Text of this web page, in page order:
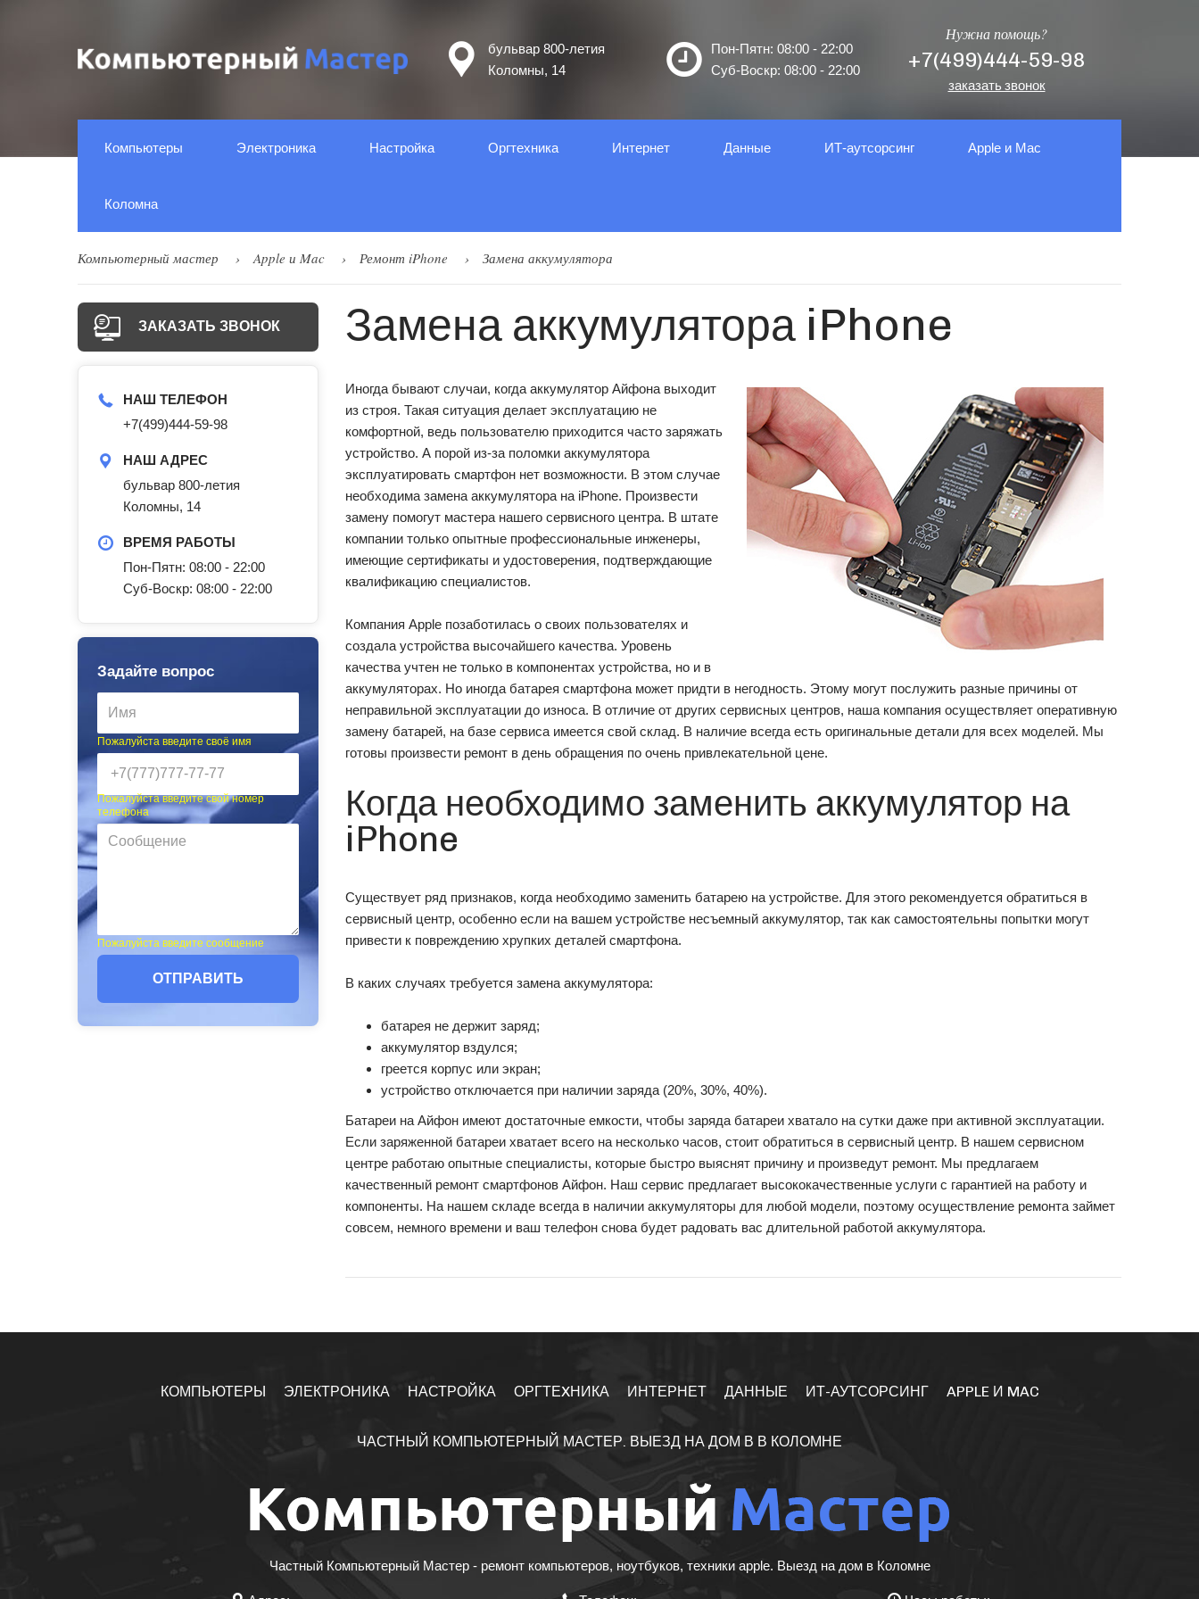
бульвар 800-летия
Коломны, 14
Пон-Пятн: 08:00 - 22:00
Суб-Воскр: 08:00 - 22:00
Нужна помощь?
+7(499)444-59-98
заказать звонок
Компьютеры Электроника Настройка Оргтеxника Интернет Данные ИТ-аутсорсинг Apple и Mac
Коломна
Компьютерный мастер Apple и Mac Ремонт iPhone Замена аккумулятора
ЗАКАЗАТЬ ЗВОНОК
НАШ ТЕЛЕФОН
+7(499)444-59-98
НАШ АДРЕС
бульвар 800-летия
Коломны, 14
ВРЕМЯ РАБОТЫ
Пон-Пятн: 08:00 - 22:00
Суб-Воскр: 08:00 - 22:00
Задайте вопрос
Пожалуйста введите своё имя
Пожалуйста введите свой номер
телефона
Пожалуйста введите сообщение
ОТПРАВИТЬ
Замена аккумулятора iPhone
Иногда бывают случаи, когда аккумулятор Айфона выходит
из строя. Такая ситуация делает эксплуатацию не
комфортной, ведь пользователю приходится часто заряжать
устройство. А порой из-за поломки аккумулятора
эксплуатировать смартфон нет возможности. В этом случае
необходима замена аккумулятора на iPhone. Произвести
замену помогут мастера нашего сервисного центра. В штате
компании только опытные профессиональные инженеры,
имеющие сертификаты и удостоверения, подтверждающие
квалификацию специалистов.
Компания Apple позаботилась о своих пользователях и
создала устройства высочайшего качества. Уровень
качества учтен не только в компонентах устройства, но и в
аккумуляторах. Но иногда батарея смартфона может придти в негодность. Этому могут послужить разные причины от
неправильной эксплуатации до износа. В отличие от других сервисных центров, наша компания осуществляет оперативную
замену батарей, на базе сервиса имеется свой склад. В наличие всегда есть оригинальные детали для всех моделей. Мы
готовы произвести ремонт в день обращения по очень привлекательной цене.
Когда необходимо заменить аккумулятор на
iPhone
Существует ряд признаков, когда необходимо заменить батарею на устройстве. Для этого рекомендуется обратиться в
сервисный центр, особенно если на вашем устройстве несъемный аккумулятор, так как самостоятельны попытки могут
привести к повреждению хрупких деталей смартфона.
В каких случаях требуется замена аккумулятора:
батарея не держит заряд;
аккумулятор вздулся;
греется корпус или экран;
устройство отключается при наличии заряда (20%, 30%, 40%).
Батареи на Айфон имеют достаточные емкости, чтобы заряда батареи хватало на сутки даже при активной эксплуатации.
Если заряженной батареи хватает всего на несколько часов, стоит обратиться в сервисный центр. В нашем сервисном
центре работаю опытные специалисты, которые быстро выяснят причину и произведут ремонт. Мы предлагаем
качественный ремонт смартфонов Айфон. Наш сервис предлагает высококачественные услуги с гарантией на работу и
компоненты. На нашем складе всегда в наличии аккумуляторы для любой модели, поэтому осуществление ремонта займет
совсем, немного времени и ваш телефон снова будет радовать вас длительной работой аккумулятора.
КОМПЬЮТЕРЫ ЭЛЕКТРОНИКА НАСТРОЙКА ОРГТЕXНИКА ИНТЕРНЕТ ДАННЫЕ ИТ-АУТСОРСИНГ APPLE И MAC
ЧАСТНЫЙ КОМПЬЮТЕРНЫЙ МАСТЕР. ВЫЕЗД НА ДОМ В В КОЛОМНЕ
Частный Компьютерный Мастер - ремонт компьютеров, ноутбуков, техники apple. Выезд на дом в Коломне